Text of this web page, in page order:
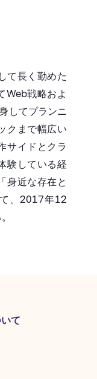
て長く勤めた
Web戦略およ
してプランニ
クまで幅広い
サイドとクラ
験している経
身近な存在と
、2017年12
て